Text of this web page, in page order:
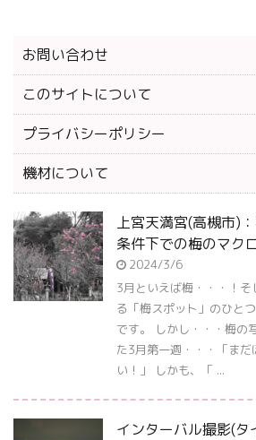
お問い合わせ
このサイトについて
プライバシーポリシー
機材について
上宮天満宮(高槻市)
条件下での梅のマク
2024/3/6
3月といえば梅・・・！
る「梅スポット」のひと
です。 しかし・・・梅の
た3月第一週・・・「ま
い！」 しかも、「 ...
インターバル撮影(